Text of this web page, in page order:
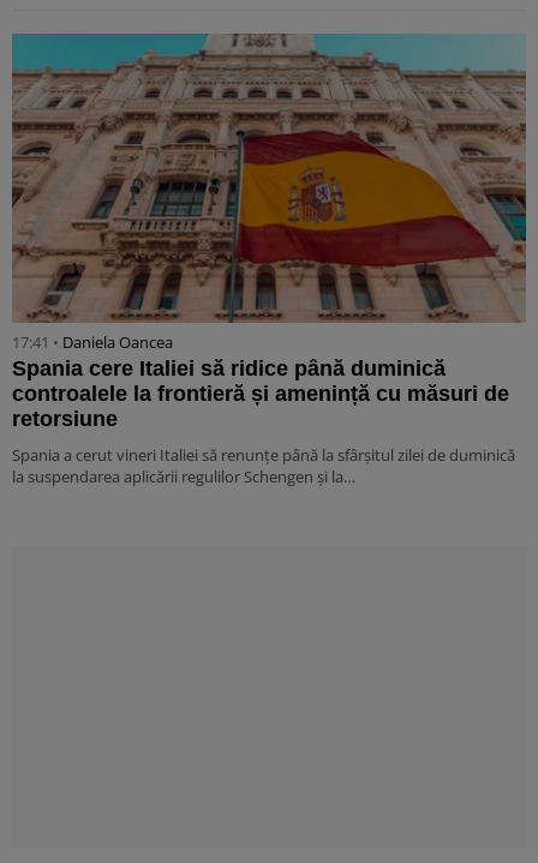
17:41 • Daniela Oancea
Spania cere Italiei să ridice până duminică
controalele la frontieră și amenință cu măsuri de
retorsiune
Spania a cerut vineri Italiei să renunțe până la sfârșitul zilei de duminică
la suspendarea aplicării regulilor Schengen și la…